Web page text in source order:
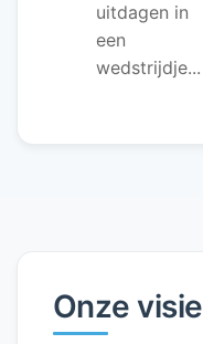
uitdagen in
een
wedstrijdje...
Onze visie